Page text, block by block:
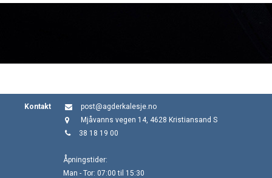
Kontakt
post@agderkalesje.no
Mjåvanns vegen 14, 4628 Kristiansand S
38 18 19 00
Åpningstider:
Man - Tor: 07:00 til 15:30